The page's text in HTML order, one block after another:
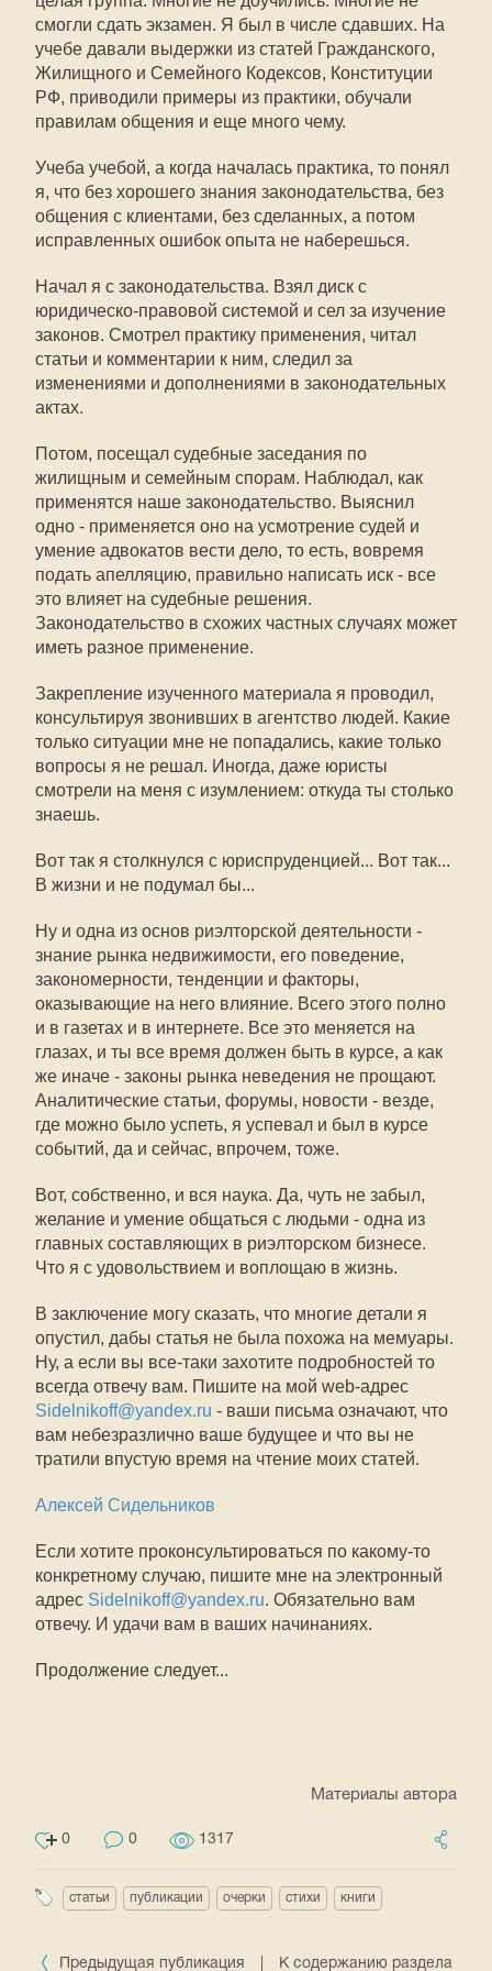
смогли сдать экзамен. Я был в числе сдавших. На
учебе давали выдержки из статей Гражданского,
Жилищного и Семейного Кодексов, Конституции
РФ, приводили примеры из практики, обучали
правилам общения и еще много чему.
Учеба учебой, а когда началась практика, то понял
я, что без хорошего знания законодательства, без
общения с клиентами, без сделанных, а потом
исправленных ошибок опыта не наберешься.
Начал я с законодательства. Взял диск с
юридическо-правовой системой и сел за изучение
законов. Смотрел практику применения, читал
статьи и комментарии к ним, следил за
изменениями и дополнениями в законодательных
актах.
Потом, посещал судебные заседания по
жилищным и семейным спорам. Наблюдал, как
применятся наше законодательство. Выяснил
одно - применяется оно на усмотрение судей и
умение адвокатов вести дело, то есть, вовремя
подать апелляцию, правильно написать иск - все
это влияет на судебные решения.
Законодательство в схожих частных случаях может
иметь разное применение.
Закрепление изученного материала я проводил,
консультируя звонивших в агентство людей. Какие
только ситуации мне не попадались, какие только
вопросы я не решал. Иногда, даже юристы
смотрели на меня с изумлением: откуда ты столько
знаешь.
Вот так я столкнулся с юриспруденцией... Вот так...
В жизни и не подумал бы...
Ну и одна из основ риэлторской деятельности -
знание рынка недвижимости, его поведение,
закономерности, тенденции и факторы,
оказывающие на него влияние. Всего этого полно
и в газетах и в интернете. Все это меняется на
глазах, и ты все время должен быть в курсе, а как
же иначе - законы рынка неведения не прощают.
Аналитические статьи, форумы, новости - везде,
где можно было успеть, я успевал и был в курсе
событий, да и сейчас, впрочем, тоже.
Вот, собственно, и вся наука. Да, чуть не забыл,
желание и умение общаться с людьми - одна из
главных составляющих в риэлторском бизнесе.
Что я с удовольствием и воплощаю в жизнь.
В заключение могу сказать, что многие детали я
опустил, дабы статья не была похожа на мемуары.
Ну, а если вы все-таки захотите подробностей то
всегда отвечу вам. Пишите на мой web-адрес
Sidelnikoff@yandex.ru - ваши письма означают, что
вам небезразлично ваше будущее и что вы не
тратили впустую время на чтение моих статей.
Алексей Сидельников
Если хотите проконсультироваться по какому-то
конкретному случаю, пишите мне на электронный
адрес Sidelnikoff@yandex.ru. Обязательно вам
отвечу. И удачи вам в ваших начинаниях.
Продолжение следует...
Материалы автора
0 0 1317
статьи публикации очерки стихи книги
Предыдущая публикация
К содержанию раздела